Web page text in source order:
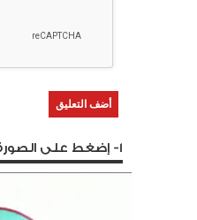
1- إضغط على الصورة للتفاصيل